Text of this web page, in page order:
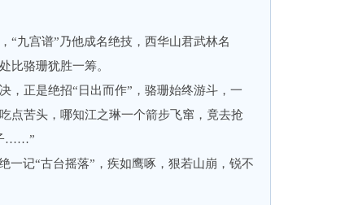
九宫谱”乃他成名绝技，西华山君武林名
比骆珊犹胜一筹。
正是绝招“日出而作”，骆珊始终游斗，一
点苦头，哪知江之琳一个箭步飞窜，竟去抢
……”
记“古台摇落”，疾如鹰啄，狠若山崩，锐不